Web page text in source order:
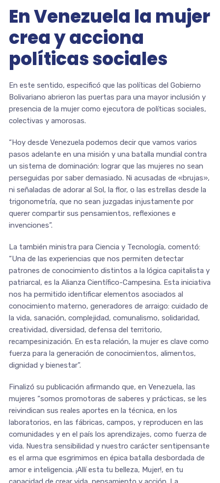
En Venezuela la mujer
crea y acciona
políticas sociales
En este sentido, especificó que las políticas del Gobierno
Bolivariano abrieron las puertas para una mayor inclusión y
presencia de la mujer como ejecutora de políticas sociales,
colectivas y amorosas.
“Hoy desde Venezuela podemos decir que vamos varios
pasos adelante en una misión y una batalla mundial contra
un sistema de dominación: lograr que las mujeres no sean
perseguidas por saber demasiado. Ni acusadas de «brujas»,
ni señaladas de adorar al Sol, la flor, o las estrellas desde la
trigonometría, que no sean juzgadas injustamente por
querer compartir sus pensamientos, reflexiones e
invenciones”.
La también ministra para Ciencia y Tecnología, comentó:
“Una de las experiencias que nos permiten detectar
patrones de conocimiento distintos a la lógica capitalista y
patriarcal, es la Alianza Científico-Campesina. Esta iniciativa
nos ha permitido identificar elementos asociados al
conocimiento materno, generadores de arraigo: cuidado de
la vida, sanación, complejidad, comunalismo, solidaridad,
creatividad, diversidad, defensa del territorio,
recampesinización. En esta relación, la mujer es clave como
fuerza para la generación de conocimientos, alimentos,
dignidad y bienestar”.
Finalizó su publicación afirmando que, en Venezuela, las
mujeres “somos promotoras de saberes y prácticas, se les
reivindican sus reales aportes en la técnica, en los
laboratorios, en las fábricas, campos, y reproducen en las
comunidades y en el país los aprendizajes, como fuerza de
vida. Nuestra sensibilidad y nuestro carácter sentipensante
es el arma que esgrimimos en épica batalla desbordada de
amor e inteligencia. ¡Allí esta tu belleza, Mujer!, en tu